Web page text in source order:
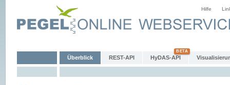
Hilfe
Überblick REST-API HyDAS-API